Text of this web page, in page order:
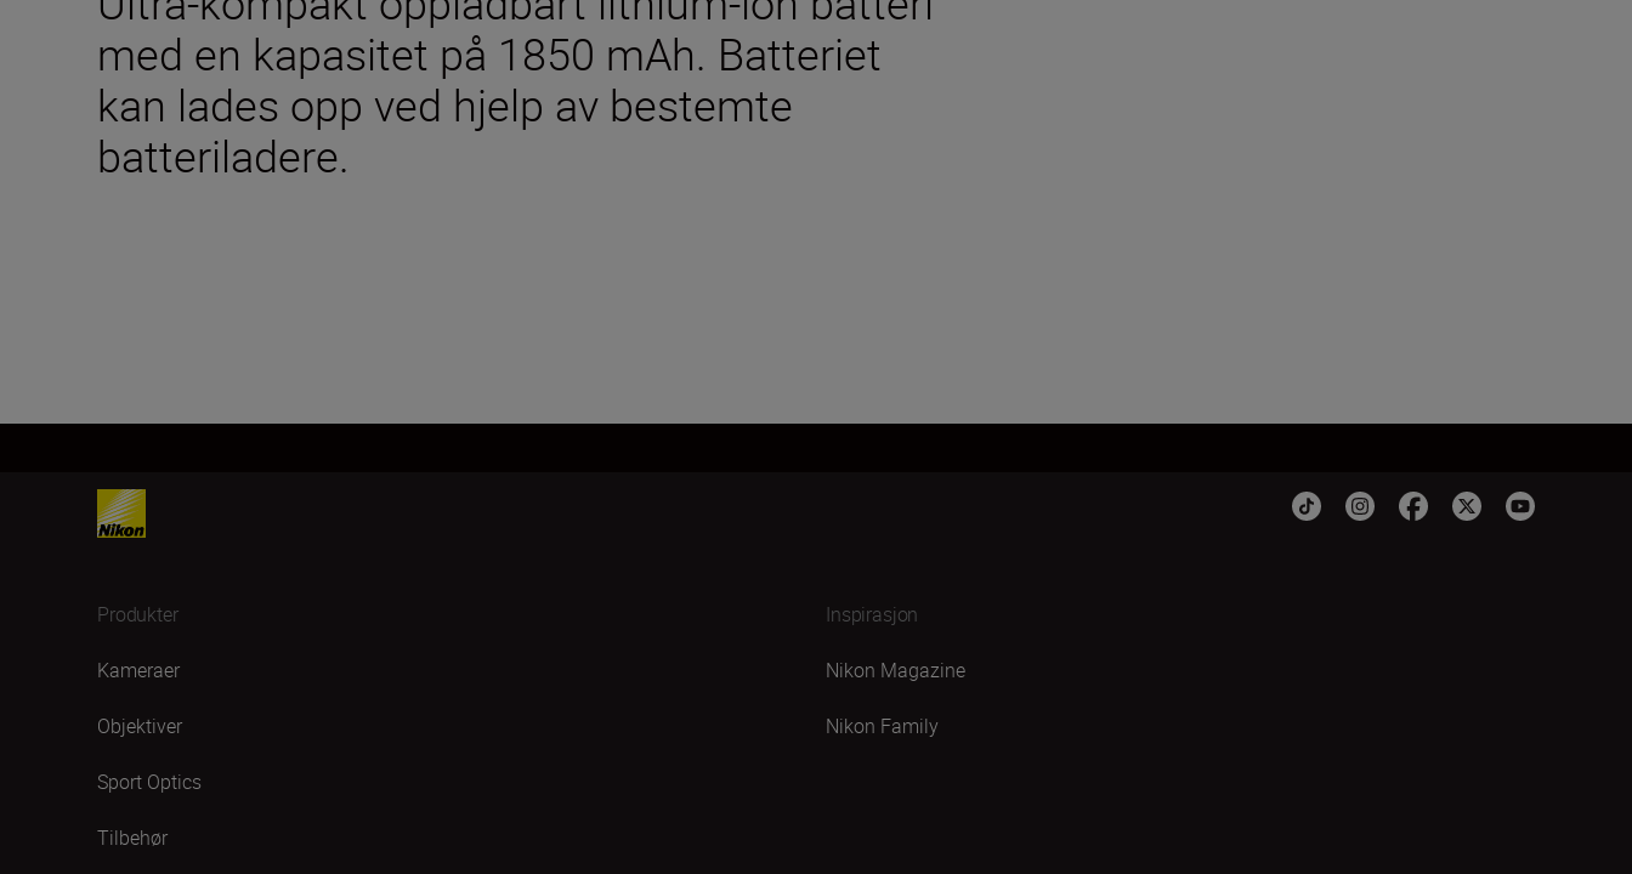
med en kapasitet på 1850 mAh. Batteriet
kan lades opp ved hjelp av bestemte
batteriladere.
Produkter
Kameraer
Objektiver
Sport Optics
Tilbehør
Inspirasjon
Nikon Magazine
Nikon Family